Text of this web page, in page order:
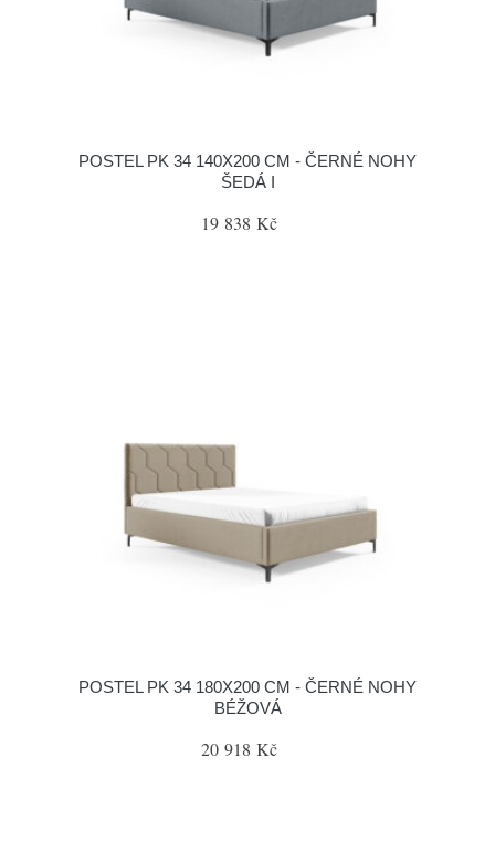
POSTEL PK 34 140X200 CM - ČERNÉ NOHY
ŠEDÁ I
19 838 Kč
POSTEL PK 34 180X200 CM - ČERNÉ NOHY
BÉŽOVÁ
20 918 Kč